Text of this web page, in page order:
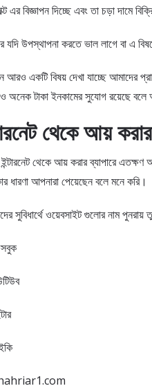
এর বিজ্ঞাপন দিচ্ছে এবং তা চড়া দামে
যদি উপস্থাপনা করতে ভাল লাগে বা এ
আরও একটি বিষয় দেখা যাচ্ছে আমাদের
অনেক টাকা ইনকামের সুযোগ রয়েছে বলে
থেকে আয়
থেকে আয় করার ব্যাপারে
ধারণা আপনারা পেয়েছেন বলে মনে করি।
সুবিধার্থে ওয়েবসাইট গুলোর নাম পুনরায়